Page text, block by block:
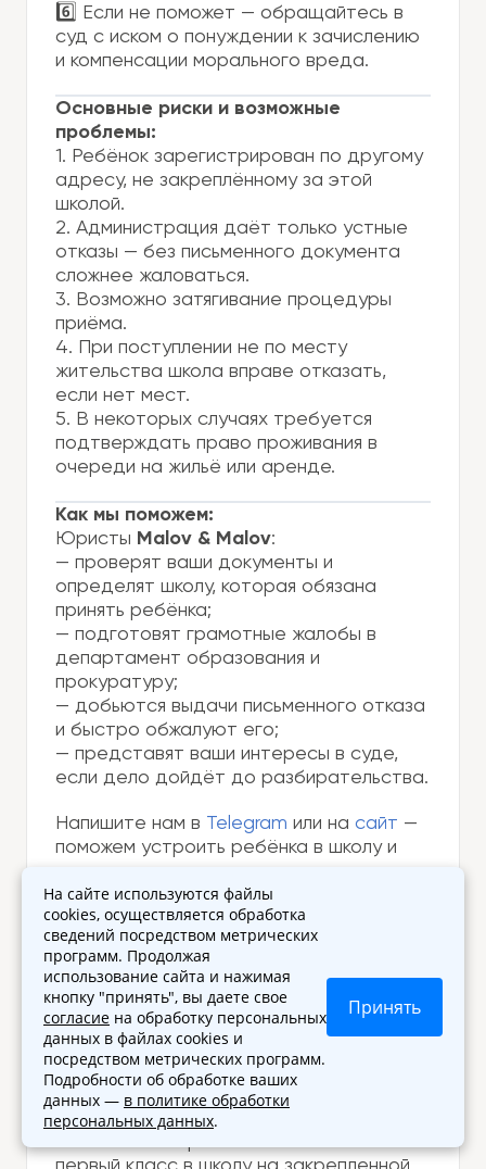
6️⃣ Если не поможет — обращайтесь в
суд с иском о понуждении к зачислению
и компенсации морального вреда.
Основные риски и возможные
проблемы:
1. Ребёнок зарегистрирован по другому
адресу, не закреплённому за этой
школой.
2. Администрация даёт только устные
отказы — без письменного документа
сложнее жаловаться.
3. Возможно затягивание процедуры
приёма.
4. При поступлении не по месту
жительства школа вправе отказать,
если нет мест.
5. В некоторых случаях требуется
подтверждать право проживания в
очереди на жильё или аренде.
Как мы поможем:
Юристы Malov & Malov:
— проверят ваши документы и
определят школу, которая обязана
принять ребёнка;
— подготовят грамотные жалобы в
департамент образования и
прокуратуру;
— добьются выдачи письменного отказа
и быстро обжалуют его;
— представят ваши интересы в суде,
если дело дойдёт до разбирательства.
Напишите нам в Telegram или на сайт —
поможем устроить ребёнка в школу и
21.07.2025 14:10
С Сергей
Здравствуйте. Подскажите, пожалуйста,
на какие статьи можно ссылаться при
На сайте используются файлы
cookies, осуществляется обработка
сведений посредством метрических
программ. Продолжая
использование сайта и нажимая
кнопку "принять", вы даете свое
согласие на обработку персональных
данных в файлах cookies и
посредством метрических программ.
Подробности об обработке ваших
данных — в политике обработки
персональных данных.
Принять